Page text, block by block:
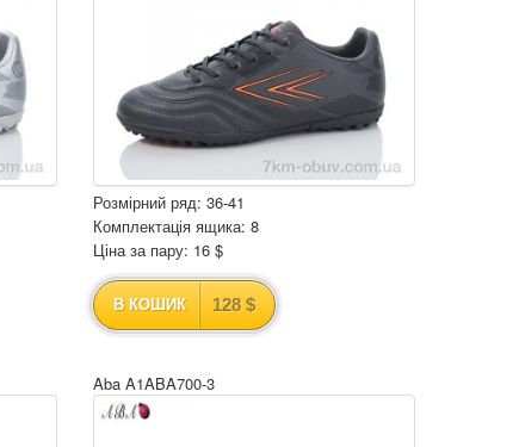
Розмірний ряд: 36-41
Комплектація ящика: 8
Ціна за пару: 16 $
В КОШИК 128 $
Aba A1ABA700-3